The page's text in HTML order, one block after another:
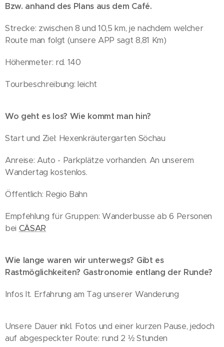
Bzw. anhand des Plans aus dem Café.
Strecke: zwischen 8 und 10,5 km, je nachdem welcher
Route man folgt (unsere APP sagt 8,81 Km)
Höhenmeter: rd. 140
Tourbeschreibung: leicht
Wo geht es los? Wie kommt man hin?
Start und Ziel: Hexenkräutergarten Söchau
Anreise: Auto - Parkplätze vorhanden. An unserem
Wandertag kostenlos.
Öffentlich: Regio Bahn
Empfehlung für Gruppen: Wanderbusse ab 6 Personen
bei CÄSAR
Wie lange waren wir unterwegs? Gibt es
Rastmöglichkeiten? Gastronomie entlang der Runde?
Infos lt. Erfahrung am Tag unserer Wanderung
Unsere Dauer inkl. Fotos und einer kurzen Pause, jedoch
auf abgespeckter Route: rund 2 ½ Stunden